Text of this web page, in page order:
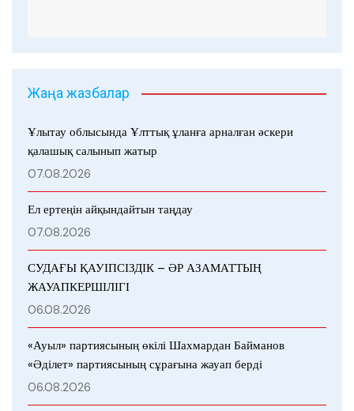
Жаңа жазбалар
Ұлытау облысында Ұлттық ұланға арналған әскери
қалашық салынып жатыр
07.08.2026
Ел ертеңін айқындайтын таңдау
07.08.2026
СУДАҒЫ ҚАУІПСІЗДІК – ӘР АЗАМАТТЫҢ
ЖАУАПКЕРШІЛІГІ
06.08.2026
«Ауыл» партиясының өкілі Шахмардан Байманов
«Әділет» партиясының сұрағына жауап берді
06.08.2026